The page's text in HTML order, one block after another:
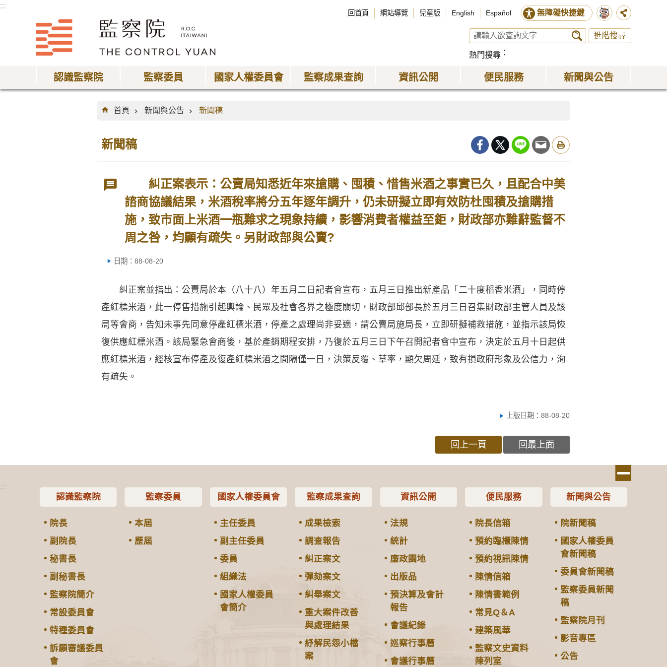
:::
回首頁 網站導覽 兒童版 English Español 無障礙快捷鍵
進階搜尋
熱門搜尋
認識監察院 監察委員 國家人權委員會 監察成果查詢 資訊公開 便民服務 新聞與公告
:::
首頁
新聞與公告 新聞稿
新聞稿
糾正案表示：公賣局知悉近年來搶購、囤積、惜售米酒之事實已久，且配合中美
諮商協議結果，米酒稅率將分五年逐年調升，仍未研擬立即有效防杜囤積及搶購措
施，致市面上米酒一瓶難求之現象持續，影響消費者權益至鉅，財政部亦難辭監督不
周之咎，均顯有疏失。另財政部與公賣?
日期：88-08-20
糾正案並指出：公賣局於本（八十八）年五月二日記者會宣布，五月三日推出新產品「二十度稻香米酒」，同時停
產紅標米酒，此一停售措施引起輿論、民眾及社會各界之極度關切，財政部邱部長於五月三日召集財政部主管人員及該
局等會商，告知未事先同意停產紅標米酒，停產之處理尚非妥適，請公賣局施局長，立即研擬補救措施，並指示該局恢
復供應紅標米酒。該局緊急會商後，基於產銷期程安排，乃復於五月三日下午召開記者會中宣布，決定於五月十日起供
應紅標米酒，經核宣布停產及復產紅標米酒之間隔僅一日，決策反覆、草率，顯欠周延，致有損政府形象及公信力，洵
有疏失。
上版日期：88-08-20
回上一頁 回最上面
:::
認識監察院
院長
副院長
秘書長
副秘書長
監察院簡介
常設委員會
特種委員會
訴願審議委員
會
監察委員
本屆
歷屆
國家人權委員會
主任委員
副主任委員
委員
組織法
國家人權委員
會簡介
監察成果查詢
成果檢索
調查報告
糾正案文
彈劾案文
糾舉案文
重大案件改善
與處理結果
紓解民怨小檔
案
資訊公開
法規
統計
廉政園地
出版品
預決算及會計
報告
會議紀錄
巡察行事曆
會議行事曆
便民服務
院長信箱
預約臨櫃陳情
預約視訊陳情
陳情信箱
陳情書範例
常見Q＆A
建築風華
監察文史資料
陳列室
新聞與公告
院新聞稿
國家人權委員
會新聞稿
委員會新聞稿
監察委員新聞
稿
監察院月刊
影音專區
公告